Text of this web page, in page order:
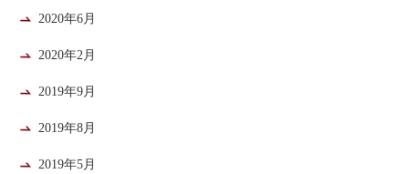
2020年6月
2020年2月
2019年9月
2019年8月
2019年5月